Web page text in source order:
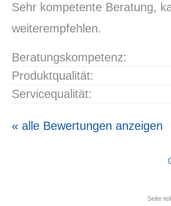
Sehr kompetente Beratung,
weiterempfehlen.
Beratungskompetenz:
Produktqualität:
Servicequalität:
« alle Bewertungen anzeigen
Seite